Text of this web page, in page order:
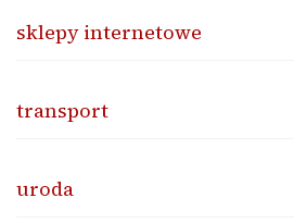
sklepy internetowe
transport
uroda